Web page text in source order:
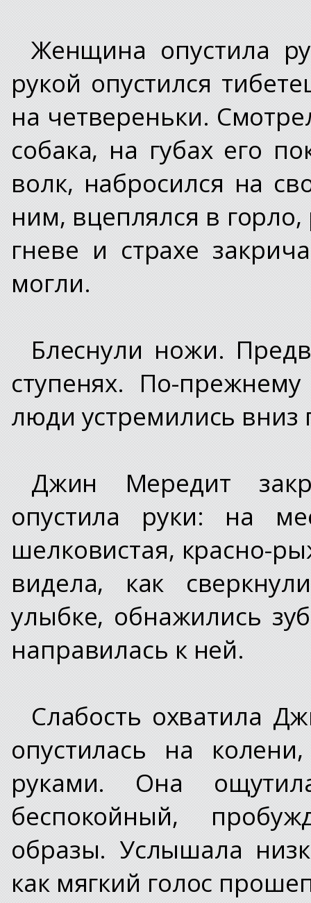
Женщина опустила
рукой опустился
на четвереньки.
собака, на губах его
волк, набросился на
ним, вцеплялся в
гневе и страхе
могли.
Блеснули ножи.
ступенях. По-
люди устремились вниз
Джин Мередит
опустила руки: на
шелковистая, красно-
видела, как
улыбке, обнажились
направилась к ней.
Слабость охватила
опустилась на
руками. Она
беспокойный,
образы. Услышала
как мягкий голос